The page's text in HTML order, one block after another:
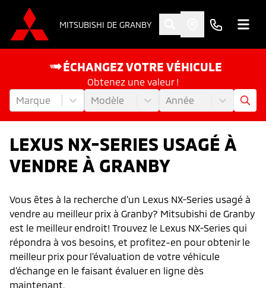
MITSUBISHI DE GRANBY
ÉCHANGEZ VOTRE VÉHICULE
Obtenez une valeur !
Marque
Modèle Année
LEXUS NX-SERIES USAGÉ À
VENDRE À GRANBY
Vous êtes à la recherche d’un Lexus NX-Series usagé à
vendre au meilleur prix à Granby? Mitsubishi de Granby
est le meilleur endroit! Trouvez le Lexus NX-Series qui
répondra à vos besoins, et profitez-en pour obtenir le
meilleur prix pour l'évaluation de votre véhicule
d’échange en le faisant évaluer en ligne dès
maintenant.